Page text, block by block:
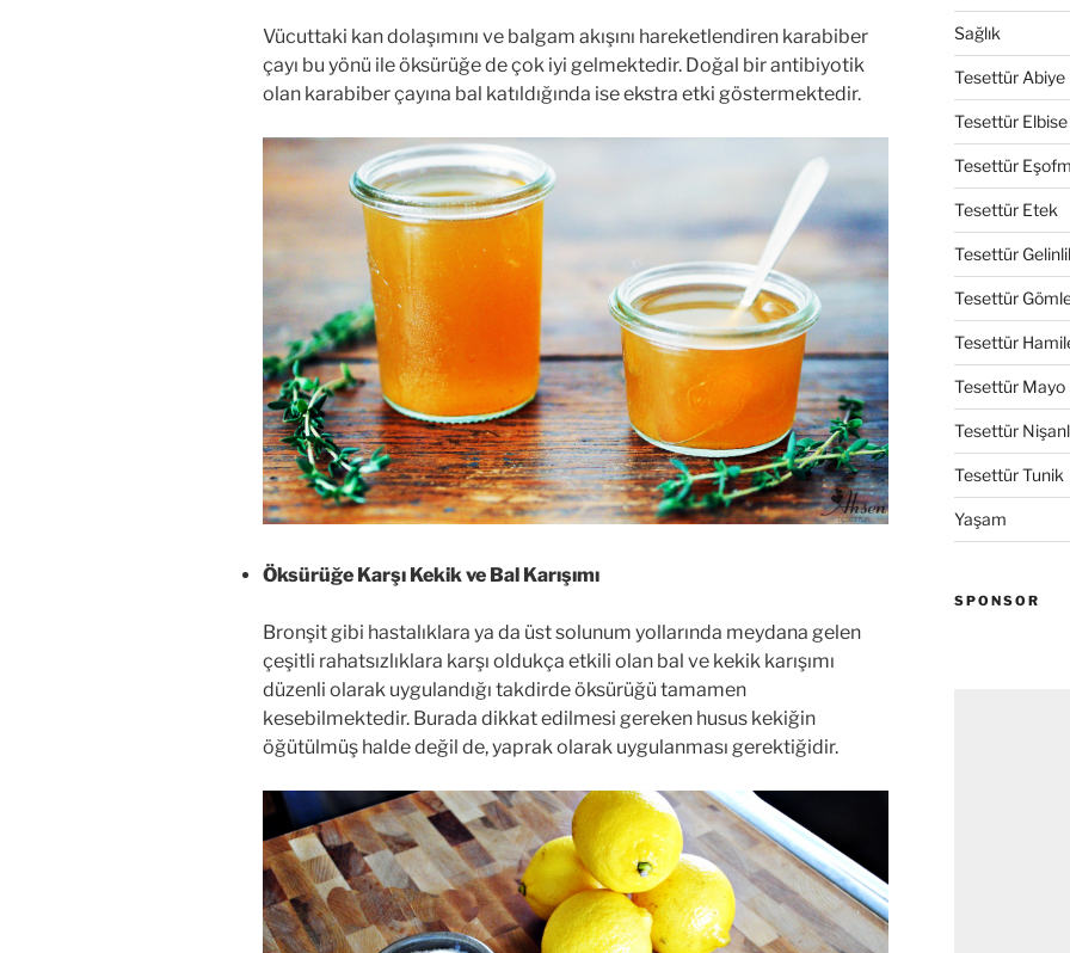
Vücuttaki kan dolaşımını ve balgam akışını hareketlendiren karabiber
çayı bu yönü ile öksürüğe de çok iyi gelmektedir. Doğal bir antibiyotik
olan karabiber çayına bal katıldığında ise ekstra etki göstermektedir.
Öksürüğe Karşı Kekik ve Bal Karışımı
Bronşit gibi hastalıklara ya da üst solunum yollarında meydana gelen
çeşitli rahatsızlıklara karşı oldukça etkili olan bal ve kekik karışımı
düzenli olarak uygulandığı takdirde öksürüğü tamamen
kesebilmektedir. Burada dikkat edilmesi gereken husus kekiğin
öğütülmüş halde değil de, yaprak olarak uygulanması gerektiğidir.
Sağlık
Tesettür Abiye
Tesettür Elbise
Tesettür
Tesettür Etek
Tesettür
Tesettür
Tesettür
Tesettür Mayo
Tesettür
Tesettür Tunik
Yaşam
SPONSOR